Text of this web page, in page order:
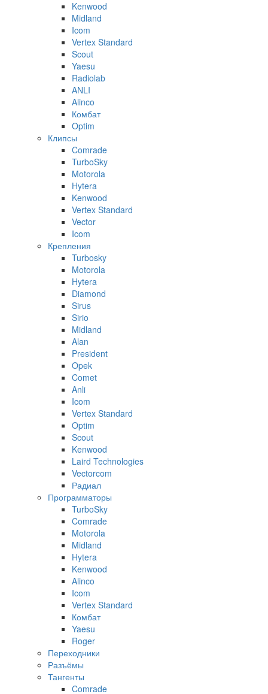
Kenwood
Midland
Icom
Vertex Standard
Scout
Yaesu
Radiolab
ANLI
Alinco
Комбат
Optim
Клипсы
Comrade
TurboSky
Motorola
Hytera
Kenwood
Vertex Standard
Vector
Icom
Крепления
Turbosky
Motorola
Hytera
Diamond
Sirus
Sirio
Midland
Alan
President
Opek
Comet
Anli
Icom
Vertex Standard
Optim
Scout
Kenwood
Laird Technologies
Vectorcom
Радиал
Программаторы
TurboSky
Comrade
Motorola
Midland
Hytera
Kenwood
Alinco
Icom
Vertex Standard
Комбат
Yaesu
Roger
Переходники
Разъёмы
Тангенты
Comrade